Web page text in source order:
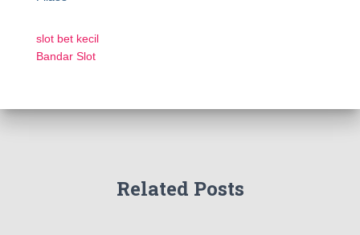
slot bet kecil
Bandar Slot
Related Posts